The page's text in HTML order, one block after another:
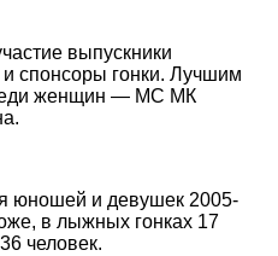
выпускники
спонсоры гонки. Лучшим
женщин — МС МК
юношей и девушек 2005-
в лыжных гонках 17
человек.